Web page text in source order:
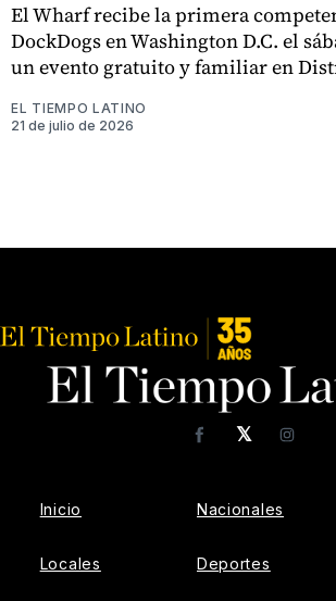
El Wharf recibe la primera
DockDogs en Washington D.C. el
un evento gratuito y familiar en
EL TIEMPO LATINO
21 de julio de 2026
𝕏
Facebook
Inicio
Locales
Nacionales
Deportes